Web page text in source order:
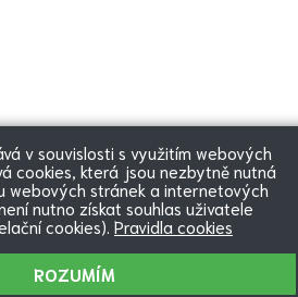
v souvislosti s využitím webových
cookies, která jsou nezbytně nutná
webových stránek a internetových
nutno získat souhlas uživatele
cookies). Pravidla cookies
ROZUMÍM